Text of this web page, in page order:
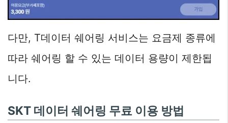
다만, T데이터 쉐어링 서비스는 요금제 종류에
따라 쉐어링 할 수 있는 데이터 용량이 제한됩
니다.
SKT 데이터 쉐어링 무료 이용 방법